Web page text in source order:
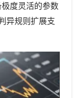
度灵活的参数
异规则扩展支